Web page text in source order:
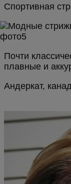
Спортивная
Почти
плавные и
Андеркат,